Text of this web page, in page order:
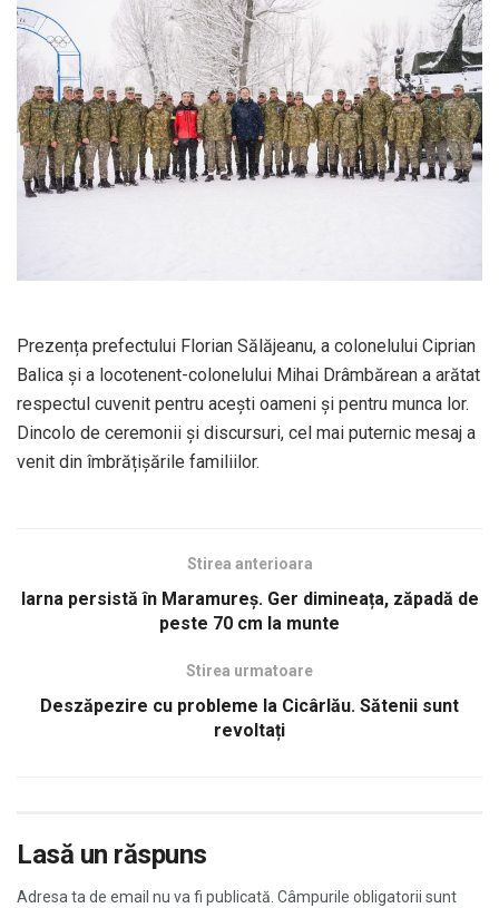
Prezența prefectului Florian Sălăjeanu, a colonelului Ciprian
Balica și a locotenent-colonelului Mihai Drâmbărean a arătat
respectul cuvenit pentru acești oameni și pentru munca lor.
Dincolo de ceremonii și discursuri, cel mai puternic mesaj a
venit din îmbrățișările familiilor.
Stirea anterioara
Iarna persistă în Maramureș. Ger dimineața, zăpadă de
peste 70 cm la munte
Stirea urmatoare
Deszăpezire cu probleme la Cicârlău. Sătenii sunt
revoltați
Lasă un răspuns
Adresa ta de email nu va fi publicată. Câmpurile obligatorii sunt